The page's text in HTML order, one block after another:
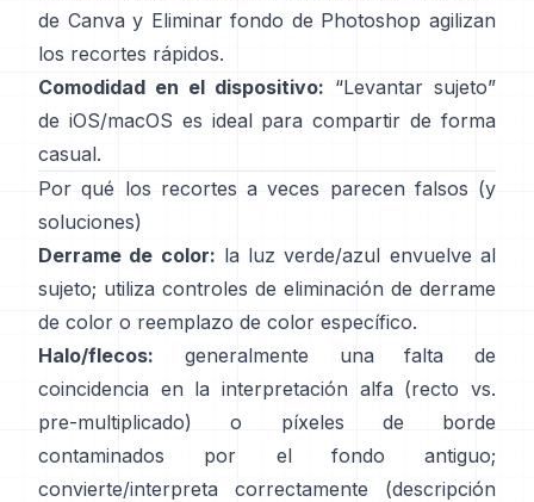
de Canva y Eliminar fondo de Photoshop agilizan
los recortes rápidos.
Comodidad en el dispositivo: “Levantar sujeto”
de iOS/macOS es ideal para compartir de forma
casual.
Por qué los recortes a veces parecen falsos (y
soluciones)
Derrame de color: la luz verde/azul envuelve al
sujeto; utiliza controles de eliminación de derrame
de color o reemplazo de color específico.
Halo/flecos: generalmente una falta de
coincidencia en la interpretación alfa (recto vs.
pre-multiplicado) o píxeles de borde
contaminados por el fondo antiguo;
convierte/interpreta correctamente
(descripción